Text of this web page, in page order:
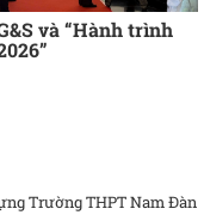
và “Hành trình
Trường THPT Nam Đàn